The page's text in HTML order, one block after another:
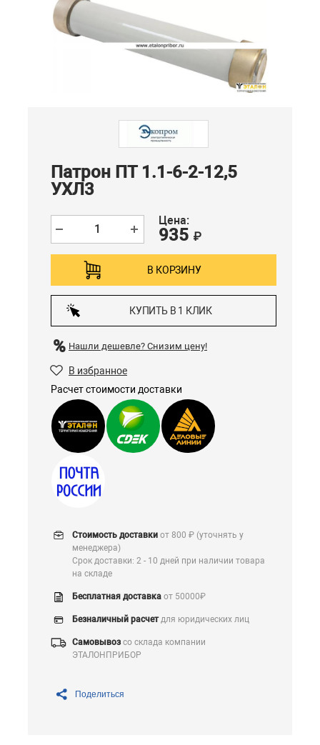
Патрон ПТ 1.1-6-2-12,5
УХЛ3
Цена:
935 ₽
В КОРЗИНУ
КУПИТЬ В 1 КЛИК
Нашли дешевле? Снизим цену!
В избранное
Расчет стоимости доставки
Стоимость доставки от 800 ₽ (уточнять у
менеджера)
Срок доставки: 2 - 10 дней при наличии товара
на складе
Бесплатная доставка от 50000₽
Безналичный расчетдля юридических лиц
Самовывозсо склада компании
ЭТАЛОНПРИБОР
Поделиться